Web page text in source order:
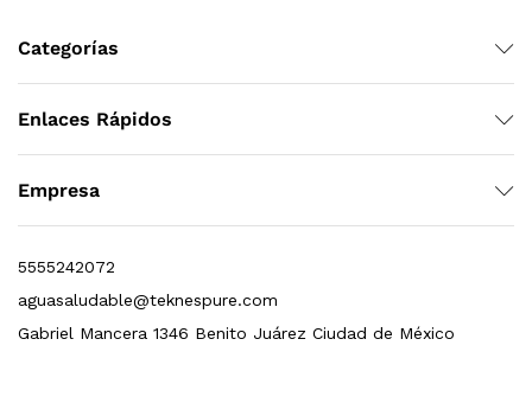
Categorías
Enlaces Rápidos
Empresa
5555242072
aguasaludable@teknespure.com
Gabriel Mancera 1346 Benito Juárez Ciudad de México
Finefilt – Kit de Repuestos 2 Etapas 2.5×10 | Cartucho de Sedimentos + Carbón Activado en Bloque
al carrito